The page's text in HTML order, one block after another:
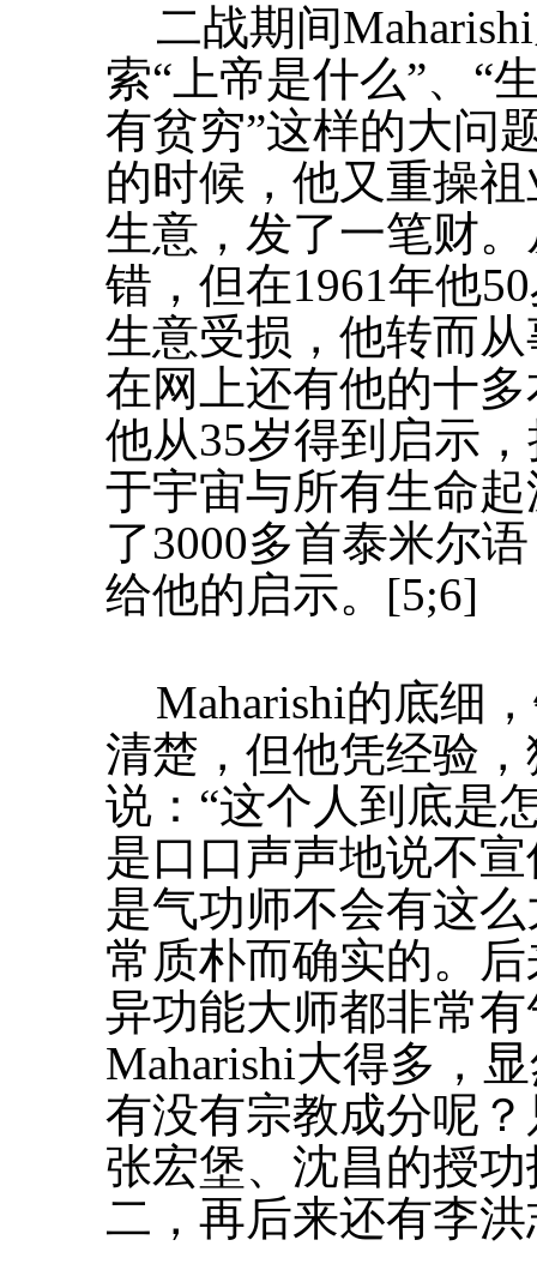
二战期间
索“上帝是什么”、“
有贫穷”这样的大问
的时候，他又重操
生意，发了一笔财
错，但在1961年他
生意受损，他转而
在网上还有他的十
他从35岁得到启示
于宇宙与所有生命
了3000多首泰米尔
给他的启示。[5;6]
Maharishi的底细
清楚，但他凭经验
说：“这个人到底是
是口口声声地说不
是气功师不会有这
常质朴而确实的。
异功能大师都非常
Maharishi大得多，
有没有宗教成分呢
张宏堡、沈昌的授
二，再后来还有李